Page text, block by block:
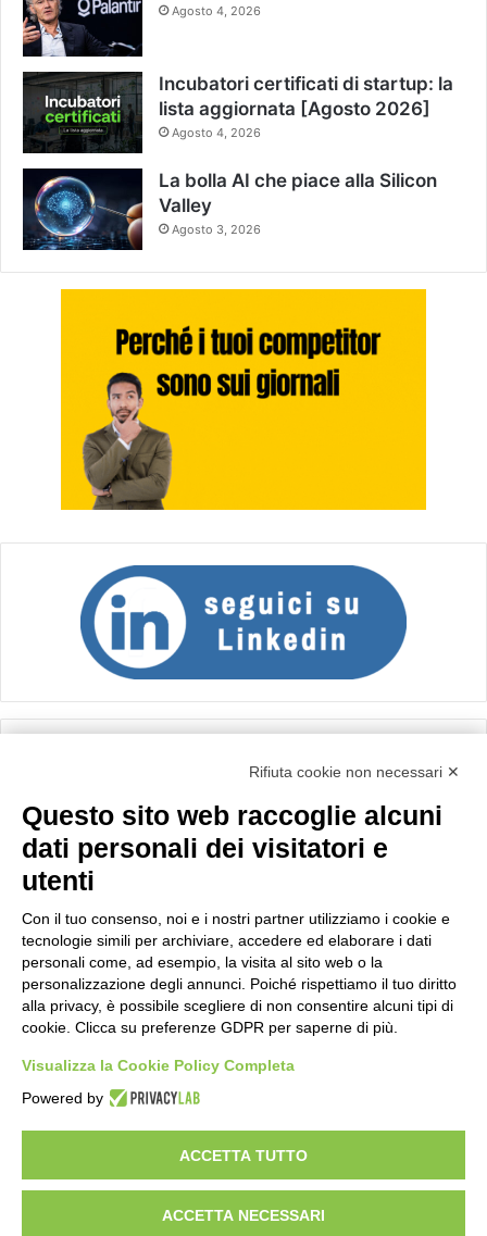
Agosto 4, 2026
Incubatori certificati di startup: la
lista aggiornata [Agosto 2026]
Agosto 4, 2026
La bolla AI che piace alla Silicon
Valley
Agosto 3, 2026
Importo netto (€):
Calcola
Scorporo IVA
Importo lordo (€):
Rifiuta cookie non necessari ✕
Questo sito web raccoglie alcuni
dati personali dei visitatori e
utenti
Con il tuo consenso, noi e i nostri partner utilizziamo i cookie e
tecnologie simili per archiviare, accedere ed elaborare i dati
personali come, ad esempio, la visita al sito web o la
personalizzazione degli annunci. Poiché rispettiamo il tuo diritto
alla privacy, è possibile scegliere di non consentire alcuni tipi di
cookie. Clicca su preferenze GDPR per saperne di più.
Visualizza la Cookie Policy Completa
Powered by
ACCETTA TUTTO
ACCETTA NECESSARI